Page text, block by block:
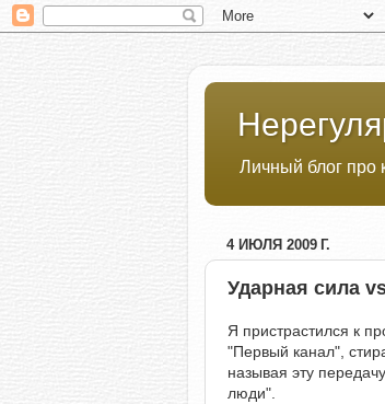
Личный блог про
4 ИЮЛЯ 2009 Г.
Ударная сила
Я пристрастился к
"Первый канал",
называя эту
люди".